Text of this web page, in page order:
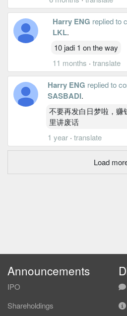
Harry ENG replied to
LKL.
10 jadi 1 on the way
11 months · translate
Harry ENG replied to
SASBADI.
不要再发白日梦啦，赚
里讲废话
1 year ·translate
Load
Announcements
IPO
Shareholdings